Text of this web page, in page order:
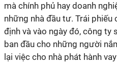
mà chính phủ hay doanh
những nhà đầu tư. Trái phiếu
định và vào ngày đó, công ty
ban đầu cho những người
lại việc cho nhà phát hành